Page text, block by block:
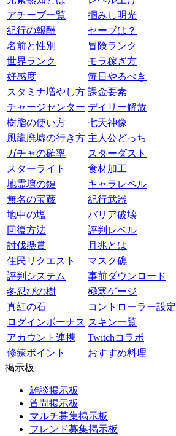
アチーブ一覧
掴みし明光
紀行の報酬
セーブは？
名前と性別
冒険ランク
世界ランク
モラ稼ぎ方
好感度
毎日やるべき
スタミナ増やし方 課金要素
チャージセンター デイリー解放
樹脂の使い方
七天神像
風龍廃墟の行き方 主人公どっち
ガチャの確率
スターダスト
スターライト
食材加工
地霊壇の鍵
キャラレベル
無名の宝蔵
紀行武器
地中の塩
バリア破壊
回復方法
評判レベル
討伐懸賞
月兆とは
住民リクエスト
マスク礁
評判システム
事前ダウンロード
冬忍びの樹
極寒ゲージ
真紅の石
コントローラー設定
ログインボーナス スキン一覧
アカウント連携
Twitchコラボ
修練ポイント
おすすめ料理
掲示板
雑談掲示板
質問掲示板
マルチ募集掲示板
フレンド募集掲示板